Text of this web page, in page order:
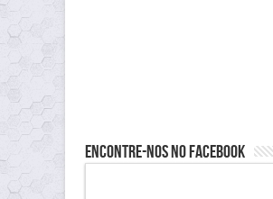
Encontre-nos no Facebook